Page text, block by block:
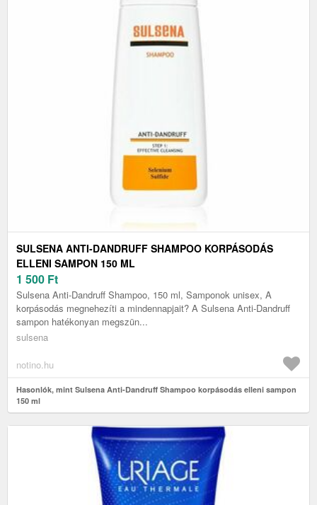
SULSENA ANTI-DANDRUFF SHAMPOO KORPÁSODÁS
ELLENI SAMPON 150 ML
1 500 Ft
Sulsena Anti-Dandruff Shampoo, 150 ml, Samponok unisex, A
korpásodás megnehezíti a mindennapjait? A Sulsena Anti-Dandruff
sampon hatékonyan megszün...
sulsena
notino.hu
Hasonlók, mint Sulsena Anti-Dandruff Shampoo korpásodás elleni sampon
150 ml